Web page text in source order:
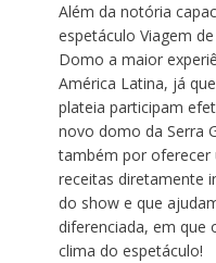
Além da notória
espetáculo Viagem
Domo a maior
América Latina, já
plateia participam
novo domo da Serra
também por oferecer
receitas diretamente
do show e que
diferenciada, em que
clima do espetáculo!